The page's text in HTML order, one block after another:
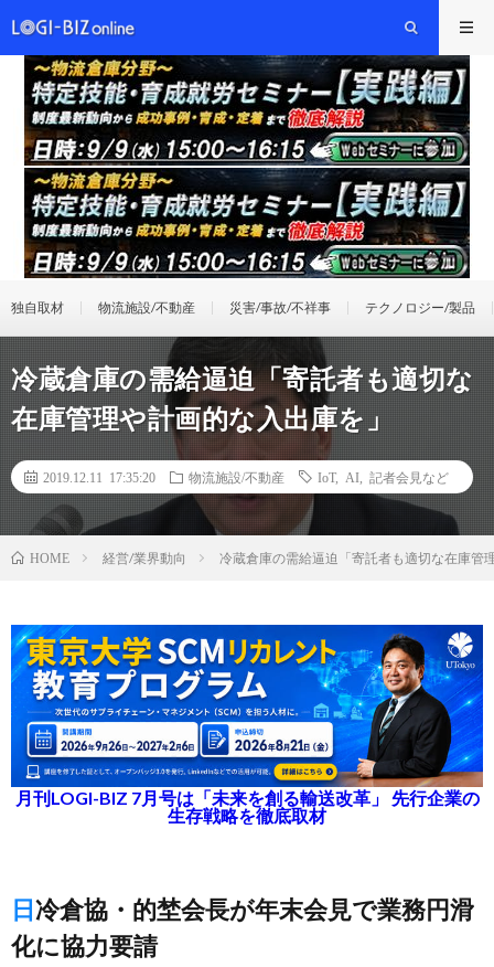
独自取材 物流施設/不動産 災害/事故/不祥事 テクノロジー/製品
冷蔵倉庫の需給逼迫「寄託者も適切な
在庫管理や計画的な入出庫を」
2019.12.11 17:35:20 物流施設/不動産 IoT, AI 記者会見など
HOME 経営/業界動向 冷蔵倉庫の需給逼迫「寄託者も適切な在庫管
月刊LOGI-BIZ 7月号は「未来を創る輸送改革」 先行企業の
生存戦略を徹底取材
日冷倉協・的埜会長が年末会見で業務円滑
化に協力要請